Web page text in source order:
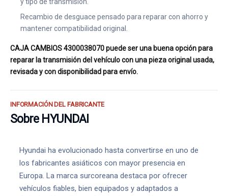
Recambio de desguace pensado para reparar con ahorro y
mantener compatibilidad original.
CAJA CAMBIOS 4300038070 puede ser una buena opción para
reparar la transmisión del vehículo con una pieza original usada,
revisada y con disponibilidad para envío.
INFORMACIÓN DEL FABRICANTE
Sobre HYUNDAI
Hyundai ha evolucionado hasta convertirse en uno de
los fabricantes asiáticos con mayor presencia en
Europa. La marca surcoreana destaca por ofrecer
vehículos fiables, bien equipados y adaptados a